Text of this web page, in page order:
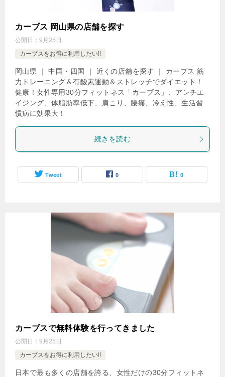
カーブス 岡山県の店舗を探す
公開日： 9月25日
カーブスをお得に利用したい!!
岡山県 ｜ 中国・四国 ｜ 近くの店舗を探す ｜ カーブス 筋
力トレーニング＆有酸素運動＆ストレッチでダイエット！
健康！女性専用30分フィットネス「カーブス」、アンチエ
イジング、体脂肪率低下、肩こり、腰痛、冷え性、生活習
慣病に効果大！
続きを読む
Tweet 0 0
カーブスで無料体験を行ってきました
公開日： 9月25日
カーブスをお得に利用したい!!
日本で最も多くの店舗を誇る、女性だけの30分フィットネ